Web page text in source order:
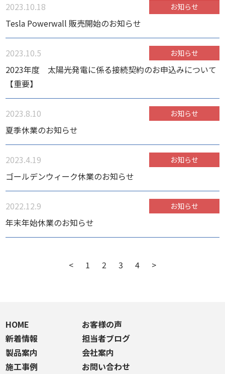
2023.10.18 お知らせ
Tesla Powerwall 販売開始のお知らせ
2023.10.5 お知らせ
2023年度 太陽光発電に係る接続契約のお申込みについて
【重要】
2023.8.10 お知らせ
夏季休業のお知らせ
2023.4.19 お知らせ
ゴールデンウィーク休業のお知らせ
2022.12.9 お知らせ
年末年始休業のお知らせ
< 1 2 3 4 >
HOME
新着情報
製品案内
施工事例
お客様の声
担当者ブログ
会社案内
お問い合わせ